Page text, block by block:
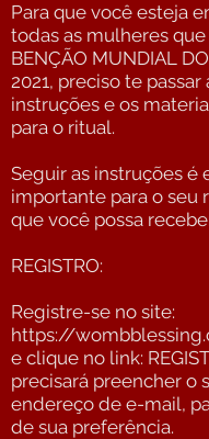
Para que você esteja
todas as mulheres que
BENÇÃO MUNDIAL
2021, preciso te
instruções e os
para o ritual.
Seguir as instruções é
importante para o seu
que você possa
REGISTRO:
Registre-se no site:
https://
e clique no link:
precisará preencher o
endereço de e-mail,
de sua preferência.